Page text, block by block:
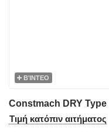
ΒΊΝΤΕΟ
Τιμή κατόπιν αιτήματος